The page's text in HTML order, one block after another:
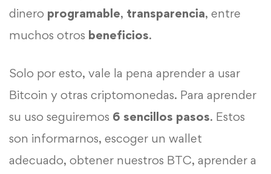
dinero programable, transparencia, entre
muchos otros beneficios.
Solo por esto, vale la pena aprender a usar
Bitcoin y otras criptomonedas. Para aprender
su uso seguiremos 6 sencillos pasos. Estos
son informarnos, escoger un wallet
adecuado, obtener nuestros BTC, aprender a